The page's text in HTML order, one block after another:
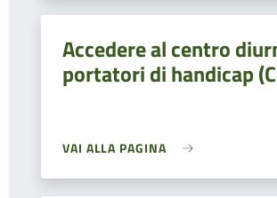
Accedere al centro
portatori di handicap
VAI ALLA PAGINA